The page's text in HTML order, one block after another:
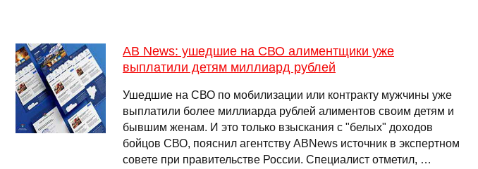
AB News: ушедшие на СВО алиментщики уже
выплатили детям миллиард рублей
Ушедшие на СВО по мобилизации или контракту мужчины уже
выплатили более миллиарда рублей алиментов своим детям и
бывшим женам. И это только взыскания с "белых" доходов
бойцов СВО, пояснил агентству ABNews источник в экспертном
совете при правительстве России. Специалист отметил, …